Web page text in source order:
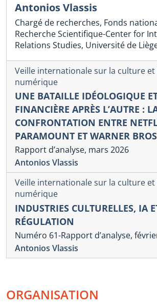
Antonios Vlassis
Chargé de recherches, Fonds
Recherche Scientifique-Center for
Relations Studies, Université de
Veille internationale sur la culture
numérique
UNE BATAILLE IDÉOLOGIQUE
FINANCIÈRE APRÈS L’AUTRE :
CONFRONTATION ENTRE
PARAMOUNT ET WARNER BROS
Rapport d’analyse, mars 2026
Antonios Vlassis
Veille internationale sur la culture
numérique
INDUSTRIES CULTURELLES, IA
RÉGULATION
Numéro 61-Rapport d’analyse,
Antonios Vlassis
ORGANISATION